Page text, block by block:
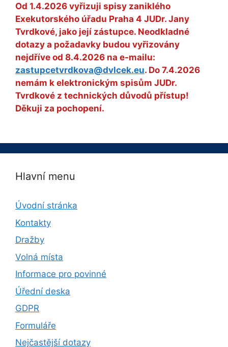
Od 1.4.2026 vyřizuji spisy zaniklého
Exekutorského úřadu Praha 4 JUDr. Jany
Tvrdkové, jako její zástupce. Neodkladné
dotazy a požadavky budou vyřizovány
nejdříve od 8.4.2026 na e-mailu:
zastupcetvrdkova@dvlcek.eu. Do 7.4.2026
nemám k elektronickým spisům JUDr.
Tvrdkové z technických důvodů přístup!
Děkuji za pochopení.
Hlavní menu
Úvodní stránka
Kontakty
Dražby
Volná místa
Informace pro povinné
Úřední deska
GDPR
Formuláře
Nejčastější dotazy